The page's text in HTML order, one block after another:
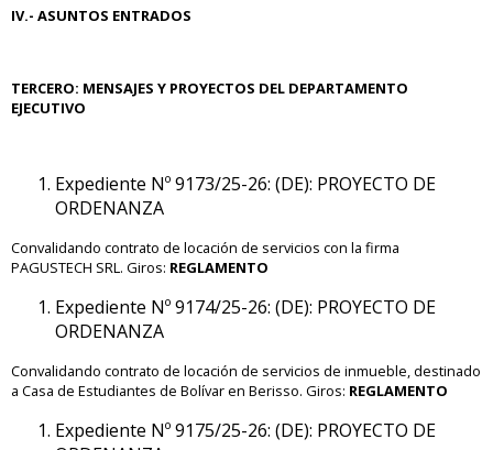
IV.- ASUNTOS ENTRADOS
TERCERO: MENSAJES Y PROYECTOS DEL DEPARTAMENTO
EJECUTIVO
Expediente Nº 9173/25-26: (DE): PROYECTO DE
ORDENANZA
Convalidando contrato de locación de servicios con la firma
PAGUSTECH SRL. Giros: REGLAMENTO
Expediente Nº 9174/25-26: (DE): PROYECTO DE
ORDENANZA
Convalidando contrato de locación de servicios de inmueble, destinado
a Casa de Estudiantes de Bolívar en Berisso. Giros: REGLAMENTO
Expediente Nº 9175/25-26: (DE): PROYECTO DE